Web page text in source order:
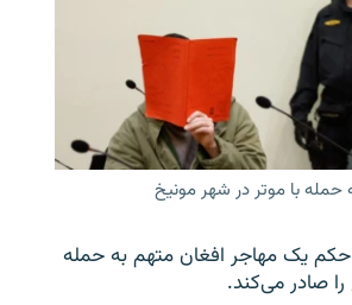
با موتر در شهر مونیخ
یک مهاجر افغان متهم به حمله
صادر می‌کند.